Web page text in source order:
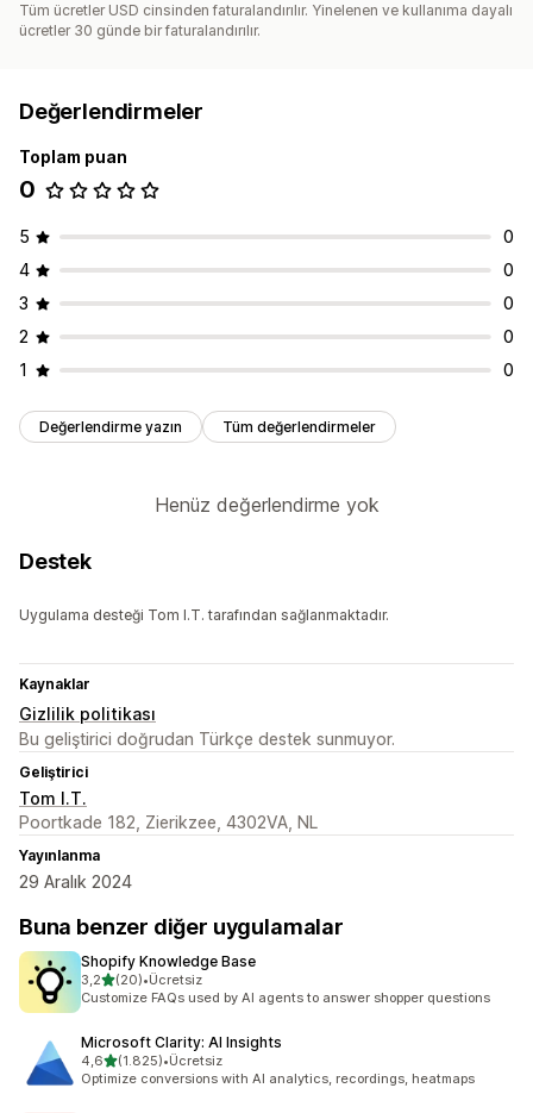
Tüm ücretler USD cinsinden faturalandırılır. Yinelenen ve kullanıma dayalı
ücretler 30 günde bir faturalandırılır.
Değerlendirmeler
Toplam puan
0
5
0
4
0
3
0
2
0
1
0
Değerlendirme yazın Tüm değerlendirmeler
Henüz değerlendirme yok
Destek
Uygulama desteği Tom I.T. tarafından sağlanmaktadır.
Kaynaklar
Gizlilik politikası
Bu geliştirici doğrudan Türkçe destek sunmuyor.
Geliştirici
Tom I.T.
Poortkade 182, Zierikzee, 4302VA, NL
Yayınlanma
29 Aralık 2024
Buna benzer diğer uygulamalar
Shopify Knowledge Base
3,25 yıldız üzerinden
(20)
toplam 20 değerlendirme
•Ücretsiz
Customize FAQs used by AI agents to answer shopper questions
Microsoft Clarity: AI Insights
4,65 yıldız üzerinden
(1.825)
toplam 1825 değerlendirme
•Ücretsiz
Optimize conversions with AI analytics, recordings, heatmaps